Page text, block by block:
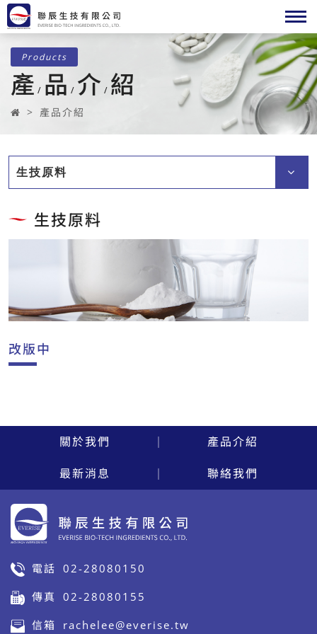
Products
產 / 品 / 介 / 紹
產品介紹
生技原料
生技原料
改版中
關於我們 產品介紹
最新消息 聯絡我們
電話 02-28080150
傳真
02-28080155
信箱
rachelee@everise.tw